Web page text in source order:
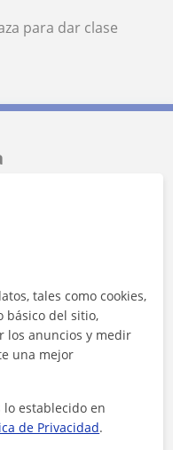
para dar clase
tales como cookies,
básico del sitio,
los anuncios y medir
una mejor
lo establecido en
de Privacidad.